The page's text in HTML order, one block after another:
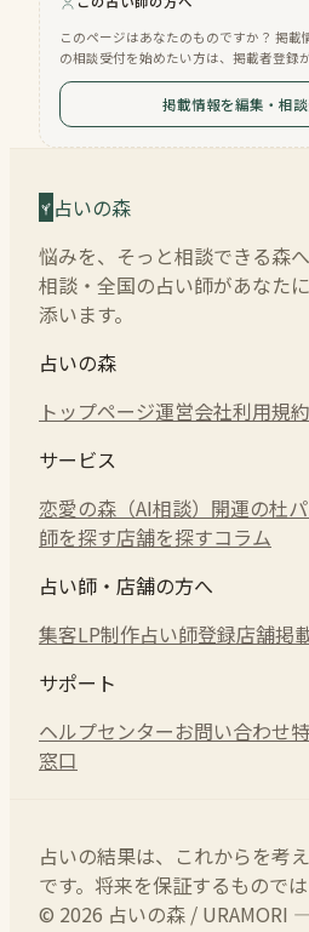
このページはあなたのものですか？ 掲載
の相談受付を始めたい方は、掲載者登録
掲載情報を編集・相
占いの森
悩みを、そっと相談できる森
相談・全国の占い師があなた
添います。
占いの森
トップページ運営会社利用規約
サービス
恋愛の森（AI相談） 開運の杜
師を探す店舗を探すコラム
占い師・店舗の方へ
集客LP制作占い師登録店舗掲
サポート
ヘルプセンターお問い合わせ
窓口
占いの結果は、これからを考
です。将来を保証するものでは
© 2026 占いの森 / URAMORI